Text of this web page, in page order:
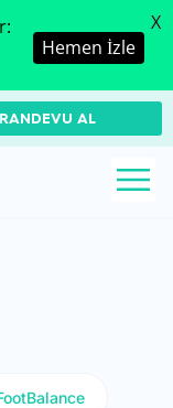
RANDEVU AL
Hemen İzle
X